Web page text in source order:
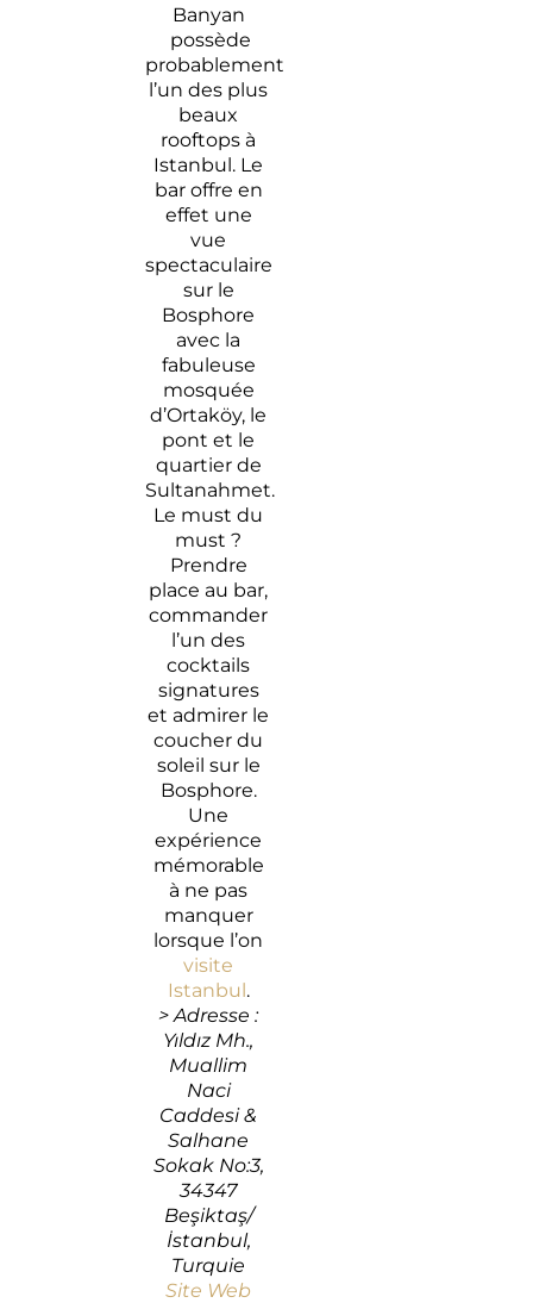
Banyan
possède
probablement
l’un des plus
beaux
rooftops à
Istanbul. Le
bar offre en
effet une
vue
spectaculaire
sur le
Bosphore
avec la
fabuleuse
mosquée
d’Ortaköy, le
pont et le
quartier de
Sultanahmet.
Le must du
must ?
Prendre
place au bar,
commander
l’un des
cocktails
signatures
et admirer le
coucher du
soleil sur le
Bosphore.
Une
expérience
mémorable
à ne pas
manquer
lorsque l’on
visite
Istanbul.
> Adresse :
Yıldız Mh.,
Muallim
Naci
Caddesi &
Salhane
Sokak No:3,
34347
Beşiktaş/
İstanbul,
Turquie
Site Web